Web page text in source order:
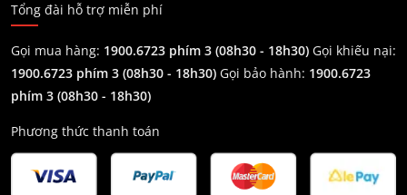
Tổng đài hỗ trợ miễn phí
Gọi mua hàng: 1900.6723 phím 3 (08h30 - 18h30) Gọi khiếu nại:
1900.6723 phím 3 (08h30 - 18h30) Gọi bảo hành: 1900.6723
phím 3 (08h30 - 18h30)
Phương thức thanh toán